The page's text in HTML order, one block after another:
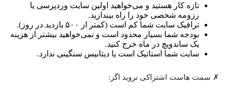
تازه کار هستید و می‌خواهید اولین سایت وردپرسی یا
رزومه شخصی خود را راه بیندازید.
ترافیک سایت شما کم است (کمتر از ۵۰۰ بازدید در روز).
بودجه شما بسیار محدود است و نمی‌خواهید بیشتر از هزینه
یک ساندویچ در ماه خرج کنید.
سایت شما استاتیک است یا دیتابیس سنگینی ندارد.
✗ سمت هاست اشتراکی نروید اگر: